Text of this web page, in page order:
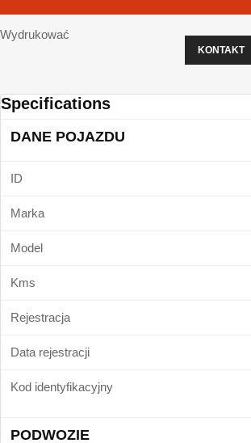
Wydrukować
KONTAKT
Specifications
DANE POJAZDU
ID
Marka
Model
Kms
Rejestracja
Data rejestracji
Kod identyfikacyjny
PODWOZIE